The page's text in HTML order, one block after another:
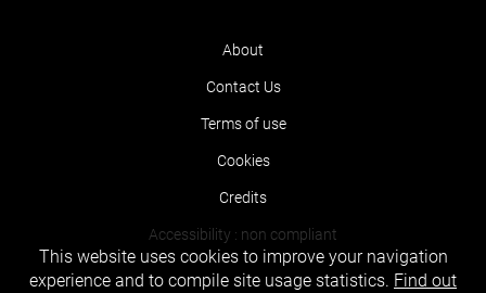
About
Contact Us
Terms of use
Cookies
Credits
Accessibility : non compliant
This website uses cookies to improve your navigation
experience and to compile site usage statistics. Find out